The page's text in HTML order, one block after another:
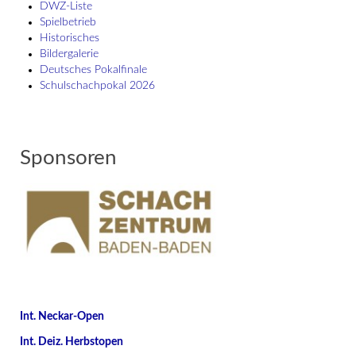
DWZ-Liste
Spielbetrieb
Historisches
Bildergalerie
Deutsches Pokalfinale
Schulschach­pokal 2026
Sponsoren
Int. Neckar-Open
Int. Deiz. Herbstopen